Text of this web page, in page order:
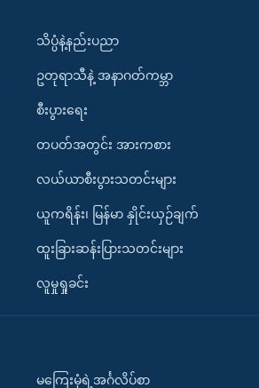
သိပ္ပံနဲ့နည်းပညာ
ဥတုရာသီနဲ့ အနာဂတ်ကမ္ဘာ
စီးပွားရေး
တပတ်အတွင်း အားကစား
လယ်ယာစီးပွားသတင်းများ
ယူကရိန်း၊ မြန်မာ နှိုင်းယှဉ်ချက်
ထူးခြားဆန်းပြားသတင်းများ
လူမှုရှုခင်း
မကြေးမုံရဲ့အင်္ဂလိပ်စာ